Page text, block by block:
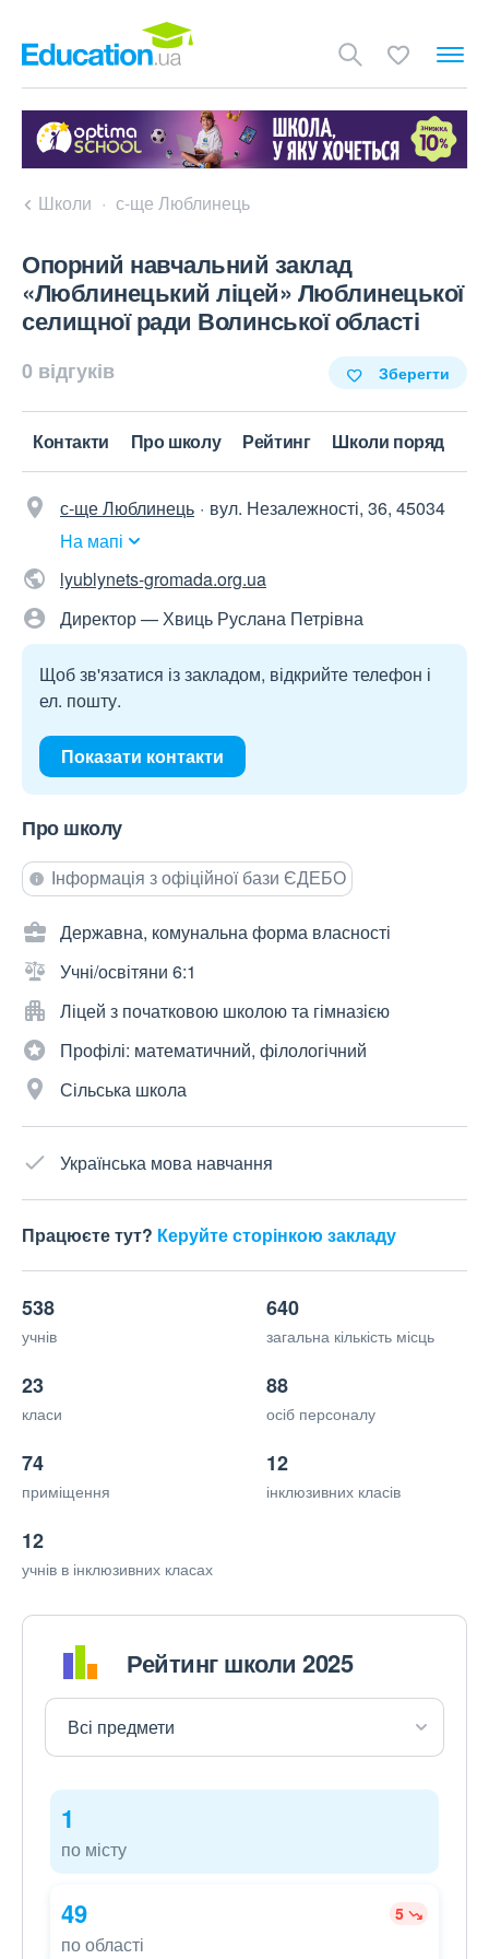
Школи с-ще Люблинець
Опорний навчальний заклад
«Люблинецький ліцей» Люблинецької
селищної ради Волинської області
0 відгуків Зберегти
Контакти Про школу Рейтинг Школи поряд
с-ще Люблинець
вул. Незалежності, 36, 45034
На мапі
lyublynets-gromada.org.ua
Директор — Хвиць Руслана Петрівна
Щоб зв'язатися із закладом, відкрийте телефон і
ел. пошту.
Показати контакти
Про школу
Інформація з офіційної бази ЄДЕБО
Державна, комунальна форма власності
Учні/освітяни 6:1
Ліцей з початковою школою та гімназією
Профілі: математичний, філологічний
Сільська школа
Українська мова навчання
Працюєте тут? Керуйте сторінкою закладу
538
учнів
640
загальна кількість місць
23
класи
88
осіб персоналу
74
приміщення
12
інклюзивних класів
12
учнів в інклюзивних класах
Рейтинг школи 2025
1
по місту
49 5
по області